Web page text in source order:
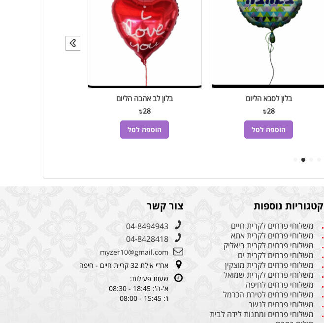
בלון לב אהבה הליום
₪28
הוספה לסל
בלון לסבא הליום
₪28
הוספה לסל
קטגוריות נוספות
משלוחי פרחים לקרית חיים
משלוחי פרחים לקרית אתא
משלוחי פרחים לקרית ביאליק
משלוחי פרחים לקרית ים
משלוחי פרחים לקרית מוצקין
משלוחי פרחים לקרית שמואל
משלוחי פרחים לחיפה
משלוחי פרחים לטירת הכרמל
משלוחי פרחים לנשר
משלוחי פרחים ומתנות לידה לבית
צור קשר
04-8494943
04-8428418
myzer10@gmail.com
אח"י אילת 32 קריית חיים - חיפה
שעות פעילות:
א'-ה': 18:45 - 08:30
ו': 15:45 - 08:00